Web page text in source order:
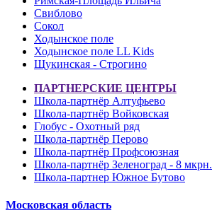
Свиблово
Сокол
Ходынское поле
Ходынское поле LL Kids
Щукинская - Строгино
ПАРТНЕРСКИЕ ЦЕНТРЫ
Школа-партнёр Алтуфьево
Школа-партнёр Войковская
Глобус - Охотный ряд
Школа-партнёр Перово
Школа-партнёр Профсоюзная
Школа-партнёр Зеленоград - 8 мкрн.
Школа-партнер Южное Бутово
Московская область